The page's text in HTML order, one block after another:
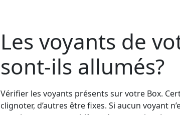
Les voyants de
sont-ils allumés?
Vérifier les voyants présents sur votre Box.
clignoter, d’autres être fixes. Si aucun voyant